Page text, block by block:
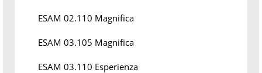
ESAM 02.110 Magnifica
ESAM 03.105 Magnifica
ESAM 03.110 Esperienza